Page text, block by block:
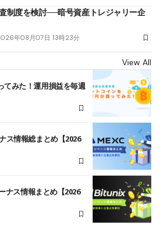
制度を検討──暗号資産トレジャリー企
年08月07日 13時23分
View All
てみた！運用損益を毎週
ス情報総まとめ【2026
ス情報まとめ【2026